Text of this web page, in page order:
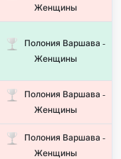
Женщины
Полония Варшава -
Женщины
Полония Варшава -
Женщины
Полония Варшава -
Женщины